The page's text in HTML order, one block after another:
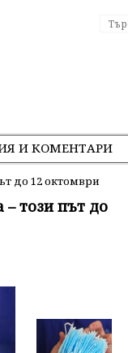
И КОМЕНТАРИ
до 12 октомври
този път до